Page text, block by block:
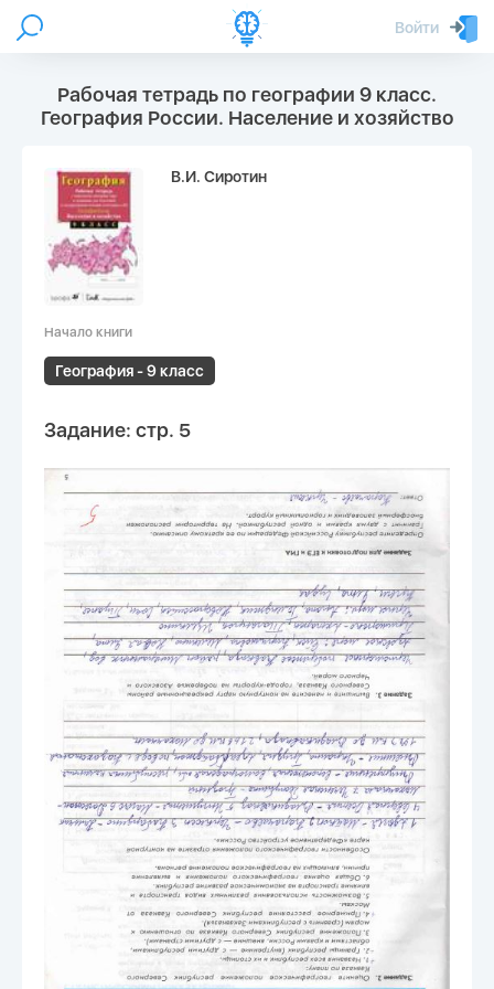
Войти
Рабочая тетрадь по географии 9 класс.
География России. Население и хозяйство
В.И. Сиротин
Начало книги
География - 9 класс
Задание: стр. 5